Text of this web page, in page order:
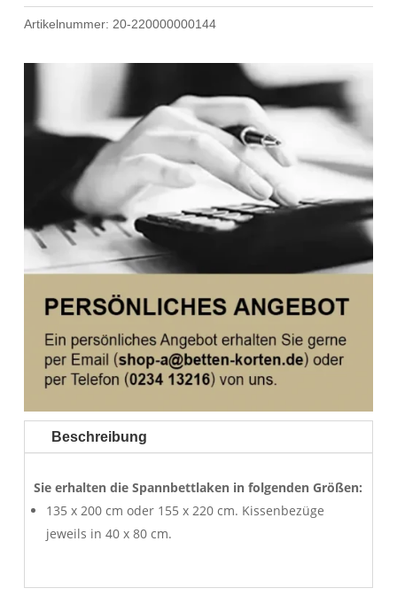
Bettwäsche
Menge
Artikelnummer: 20-220000000144
Beschreibung
Sie erhalten die Spannbettlaken in folgenden Größen:
135 x 200 cm oder 155 x 220 cm. Kissenbezüge
jeweils in 40 x 80 cm.